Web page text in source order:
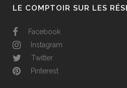
LE COMPTOIR SUR LES
Facebook
Instagram
Twitter
Pinterest